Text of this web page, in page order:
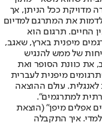
מדויקת ככל הניתן, אך
את המתרגם למדיום
החיים. תרגום הוא
מיפנית בארץ, שאגב,
של ממש להנגיש
את כוונת הסופר ואת
מיפנית לעברית
עולם ההוצאה
למתרגמים".
אפלים מיפן" (הוצאת
איך התקבלה